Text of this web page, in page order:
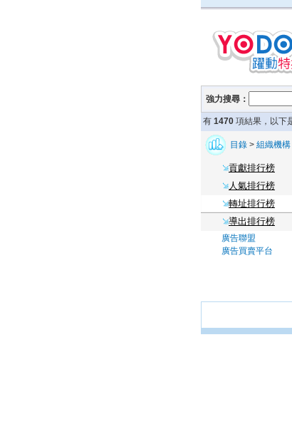
強力搜尋：
有 1470 項結果，以下
目錄 > 組織機構
貢獻排行榜
人氣排行榜
轉址排行榜
導出排行榜
廣告聯盟
廣告買賣平台